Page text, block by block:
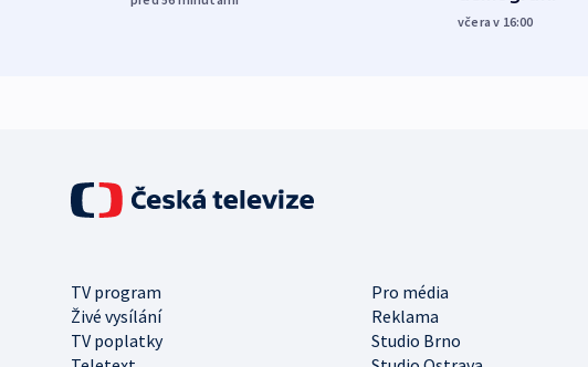
včera v 16:00
TV program
Pro média
Živé vysílání
Reklama
TV poplatky
Studio Brno